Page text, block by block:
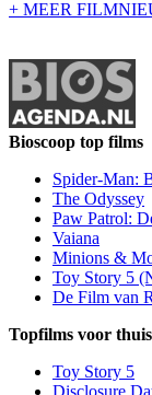
+ MEER
Bioscoop top films
Spider-Man:
The Odyssey
Paw Patrol:
Vaiana
Minions &
Toy Story 5
De Film van
Topfilms voor thuis
Toy Story 5